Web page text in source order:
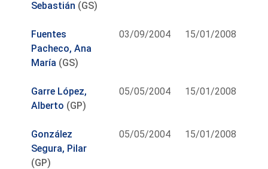
Sebastián (GS)
Fuentes
Pacheco, Ana
María (GS)
03/09/2004 15/01/2008
Garre López,
Alberto (GP)
05/05/2004 15/01/2008
González
Segura, Pilar
(GP)
05/05/2004 15/01/2008